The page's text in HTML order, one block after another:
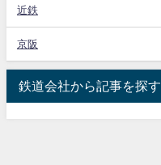
近鉄
京阪
鉄道会社から記事を探す